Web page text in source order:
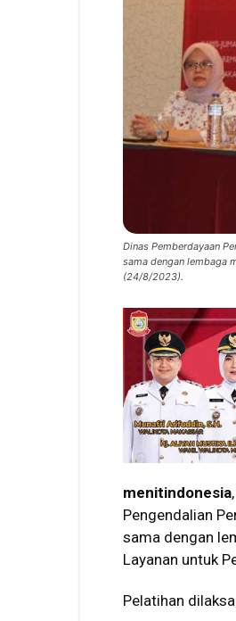
Dinas Pemberdayaan
sama dengan lembaga
(24/8/2023).
menitindonesia
Pengendalian
sama dengan
Layanan untuk
Pelatihan